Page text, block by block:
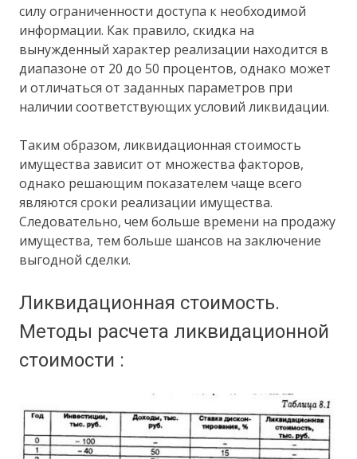
силу ограниченности доступа к необходимой
информации. Как правило, скидка на
вынужденный характер реализации находится в
диапазоне от 20 до 50 процентов, однако может
и отличаться от заданных параметров при
наличии соответствующих условий ликвидации.
Таким образом, ликвидационная стоимость
имущества зависит от множества факторов,
однако решающим показателем чаще всего
являются сроки реализации имущества.
Следовательно, чем больше времени на продажу
имущества, тем больше шансов на заключение
выгодной сделки.
Ликвидационная стоимость.
Методы расчета ликвидационной
стоимости :